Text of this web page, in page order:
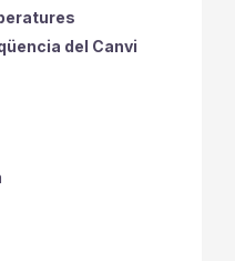
del Canvi